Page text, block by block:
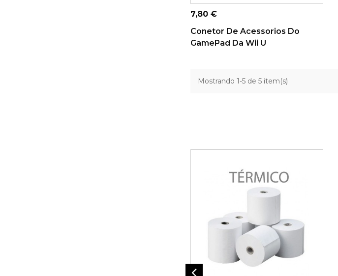
ADICIONAR AO CARRINHO
Preço
7,80 €
Conetor De Acessorios Do
GamePad Da Wii U
Mostrando 1-5 de 5 item(s)